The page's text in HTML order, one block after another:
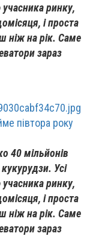
ринку,
і проста
ніж на рік. Саме
зараз
півтора року
40 мільйонів
Усі
ринку,
і проста
ніж на рік. Саме
зараз